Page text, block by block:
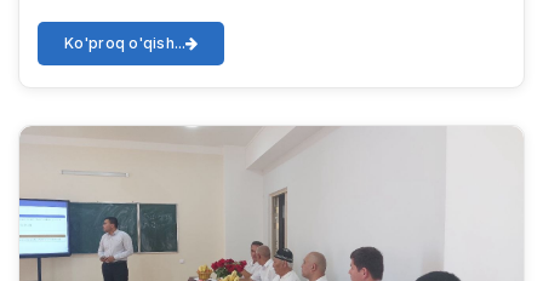
Ko'proq o'qish...